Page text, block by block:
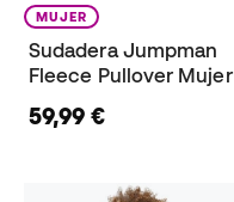
MUJER
Sudadera Jumpman
Fleece Pullover Mujer
59,99 €